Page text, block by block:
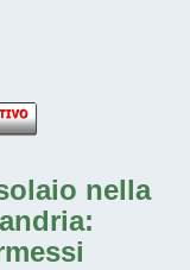
nella
: